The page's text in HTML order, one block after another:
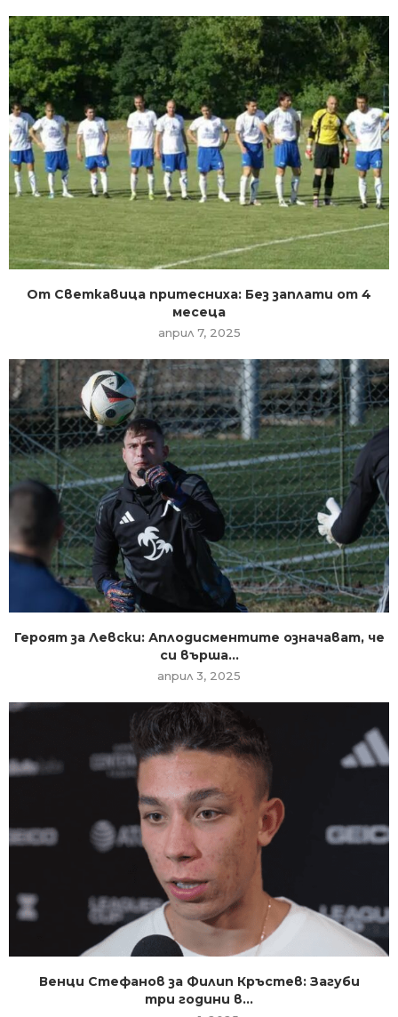
От Светкавица притесниха: Без заплати от 4
месеца
април 7, 2025
Героят за Левски: Аплодисментите означават, че
си върша...
април 3, 2025
Венци Стефанов за Филип Кръстев: Загуби
три години в...